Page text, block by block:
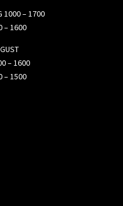
1000 – 1700
– 1600
– 1600
– 1500